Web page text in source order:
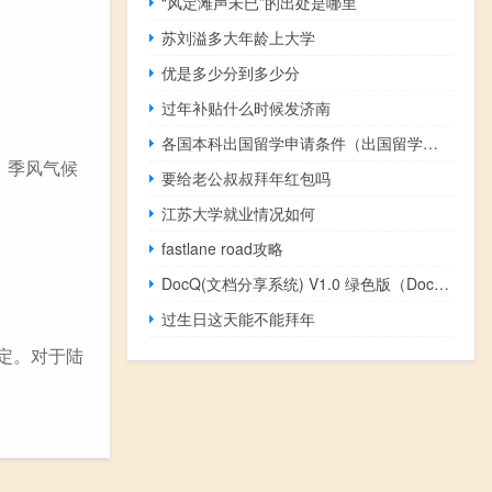
季风气候
。对于陆
苏刘溢多大年龄上大学
优是多少分到多少分
过年补贴什么时候发济南
各国本科出国留学申请条件（出国留学申请条件）
要给老公叔叔拜年红包吗
江苏大学就业情况如何
fastlane road攻略
DocQ(文档分享系统) V1.0 绿色版（DocQ(文档分享系统) V1.0 绿色版功能简介）
过生日这天能不能拜年